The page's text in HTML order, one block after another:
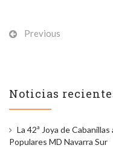
Previous
Noticias
La 42ª Joya de
Populares MD Navarra Sur